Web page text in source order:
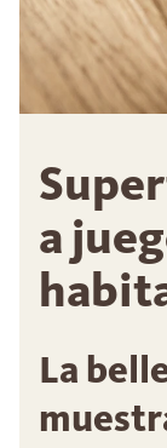
a
La